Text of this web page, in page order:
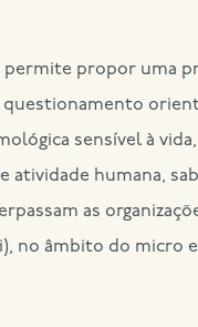
propor uma
sensível à
atividade humana,
as
no âmbito do micro